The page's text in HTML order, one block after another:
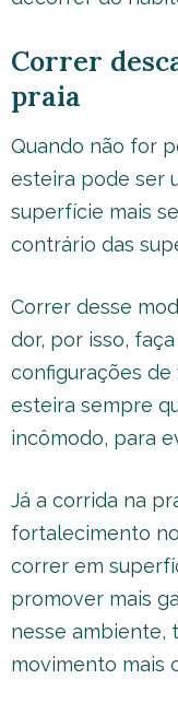
Correr
praia
Quando não for
esteira pode ser
superfície mais
contrário das
Correr desse
dor, por isso,
configurações
esteira sempre
incômodo, para
Já a corrida na
fortalecimento
correr em
promover mais
nesse ambiente,
movimento mais